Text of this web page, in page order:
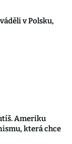
v Polsku,
Ameriku
která chce